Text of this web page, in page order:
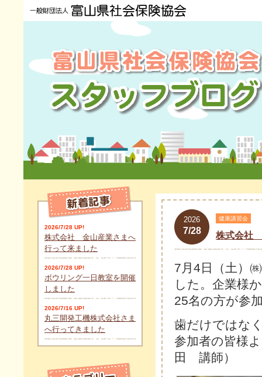
2026
7/28
健康講習会
株式会社
7月4日（土）
した。企業様
25名の方が参
歯だけではな
参加者の皆様
田 講師）
2026/7/28 UP!
株式会社 金山産業さまへ
行って来ました
2026/7/28 UP!
ボウリング一日教室を開催
しました
2026/7/16 UP!
丸三開発工機株式会社さま
へ行ってきました